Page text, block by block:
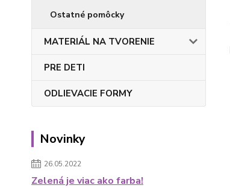
Ostatné pomôcky
MATERIÁL NA TVORENIE
PRE DETI
ODLIEVACIE FORMY
Novinky
26.05.2022
Zelená je viac ako farba!